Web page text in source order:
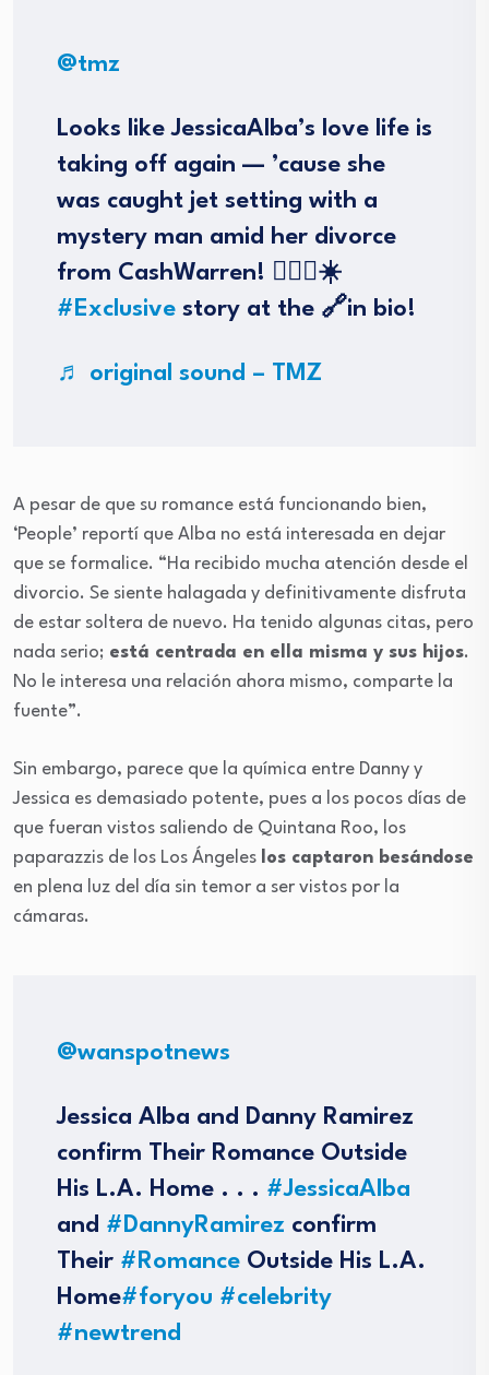
@tmz
Looks like JessicaAlba’s love life is
taking off again — ’cause she
was caught jet setting with a
mystery man amid her divorce
from CashWarren! 🏄‍♂️🍹☀️
#Exclusive story at the 🔗in bio!
♬ original sound – TMZ
A pesar de que su romance está funcionando bien,
‘People’ reportí que Alba no está interesada en dejar
que se formalice. “Ha recibido mucha atención desde el
divorcio. Se siente halagada y definitivamente disfruta
de estar soltera de nuevo. Ha tenido algunas citas, pero
nada serio; está centrada en ella misma y sus hijos.
No le interesa una relación ahora mismo, comparte la
fuente”.
Sin embargo, parece que la química entre Danny y
Jessica es demasiado potente, pues a los pocos días de
que fueran vistos saliendo de Quintana Roo, los
paparazzis de los Los Ángeles los captaron besándose
en plena luz del día sin temor a ser vistos por la
cámaras.
@wanspotnews
Jessica Alba and Danny Ramirez
confirm Their Romance Outside
His L.A. Home . . . #JessicaAlba
and #DannyRamirez confirm
Their #Romance Outside His L.A.
Home#foryou #celebrity
#newtrend